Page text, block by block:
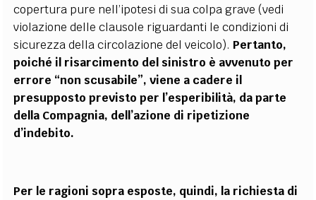
copertura pure nell’ipotesi di sua colpa grave (vedi
violazione delle clausole riguardanti le condizioni di
sicurezza della circolazione del veicolo). Pertanto,
poiché il risarcimento del sinistro è avvenuto per
errore “non scusabile”, viene a cadere il
presupposto previsto per l’esperibilità, da parte
della Compagnia, dell’azione di ripetizione
d’indebito.
Per le ragioni sopra esposte, quindi, la richiesta di